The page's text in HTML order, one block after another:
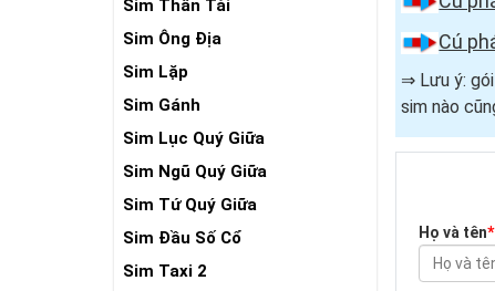
Sim Thần Tài
Sim Ông Địa
Sim Lặp
Sim Gánh
Sim Lục Quý Giữa
Sim Ngũ Quý Giữa
Sim Tứ Quý Giữa
Sim Đầu Số Cổ
Sim Taxi 2
Cú
⇒ Lưu ý:
sim nào
Họ và tên*